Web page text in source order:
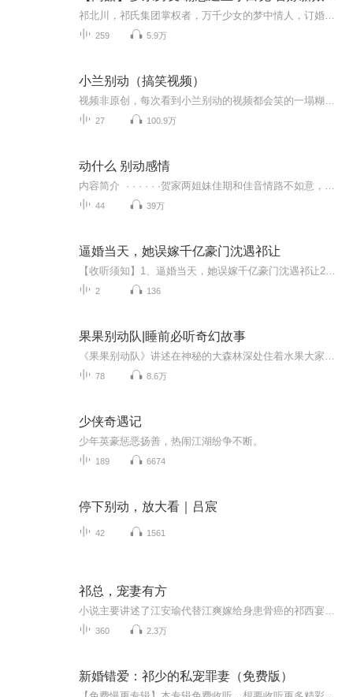
259 5.9万
小兰别动（搞笑视频）
27 100.9万
动什么 别动感情
44 39万
逼婚当天，她误嫁千亿豪门沈遇祁让
2 136
果果别动队|睡前必听奇幻故事
78 8.6万
少侠奇遇记
少年英豪惩恶扬善，热闹江湖纷争不断。
189 6674
停下别动，放大看｜吕宸
42 1561
祁总，宠妻有方
360 2.3万
新婚错爱：祁少的私宠罪妻（免费版）